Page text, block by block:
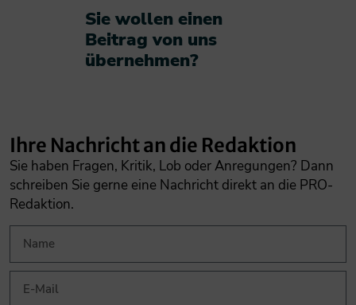
Sie wollen einen
Beitrag von uns
übernehmen?​
Ihre Nachricht an die Redaktion
Sie haben Fragen, Kritik, Lob oder Anregungen? Dann
schreiben Sie gerne eine Nachricht direkt an die PRO-
Redaktion.